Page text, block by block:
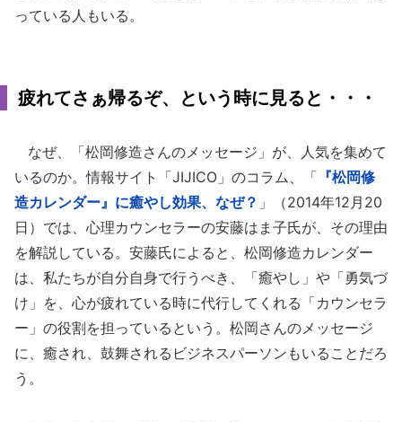
っている人もいる。
疲れてさぁ帰るぞ、という時に見ると・・・
なぜ、「松岡修造さんのメッセージ」が、人気を集めて
いるのか。情報サイト「JIJICO」のコラム、「 『松岡修
造カレンダー』に癒やし効果、なぜ？ 」（2014年12月20
日）では、心理カウンセラーの安藤はま子氏が、その理由
を解説している。安藤氏によると、松岡修造カレンダー
は、私たちが自分自身で行うべき、「癒やし」や「勇気づ
け」を、心が疲れている時に代行してくれる「カウンセラ
ー」の役割を担っているという。松岡さんのメッセージ
に、癒され、鼓舞されるビジネスパーソンもいることだろ
う。